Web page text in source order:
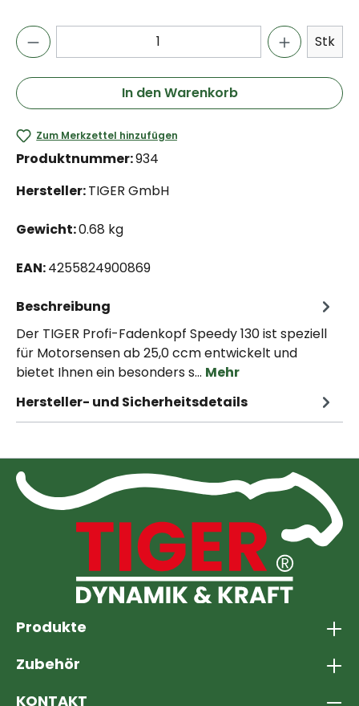
Stk
In den Warenkorb
Zum Merkzettel hinzufügen
Produktnummer:934
Hersteller:TIGER GmbH
Gewicht:0.68 kg
EAN:4255824900869
Beschreibung
Der TIGER Profi-Fadenkopf Speedy 130 ist speziell
für Motorsensen ab 25,0 ccm entwickelt und
bietet Ihnen ein besonders s… Mehr
Hersteller- und Sicherheitsdetails
Produkte
Zubehör
KONTAKT